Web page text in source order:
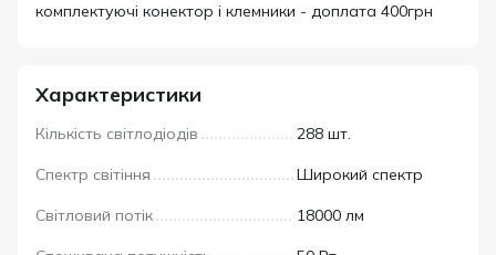
комплектуючі конектор і клемники - доплата 400грн
Характеристики
Кількість світлодіодів 288 шт.
Спектр світіння Широкий спектр
Світловий потік 18000 лм